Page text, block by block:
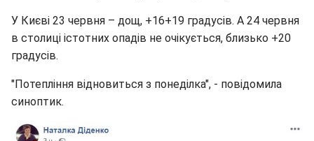
У Києві 23 червня – дощ, +16+19 градусів. А 24 червня
в столиці істотних опадів не очікується, близько +20
градусів.
"Потепління відновиться з понеділка", - повідомила
синоптик.